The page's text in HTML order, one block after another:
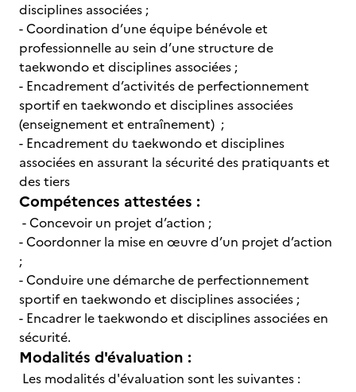
disciplines associées ;
- Coordination d’une équipe bénévole et
professionnelle au sein d’une structure de
taekwondo et disciplines associées ;
- Encadrement d’activités de perfectionnement
sportif en taekwondo et disciplines associées
(enseignement et entraînement) ;
- Encadrement du taekwondo et disciplines
associées en assurant la sécurité des pratiquants et
des tiers
Compétences attestées :
- Concevoir un projet d’action ;
- Coordonner la mise en œuvre d’un projet d’action
;
- Conduire une démarche de perfectionnement
sportif en taekwondo et disciplines associées ;
- Encadrer le taekwondo et disciplines associées en
sécurité.
Modalités d'évaluation :
Les modalités d'évaluation sont les suivantes :